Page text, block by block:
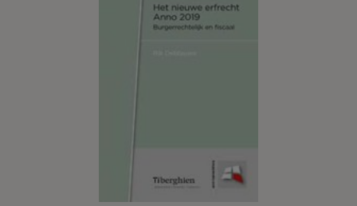
kan
gekozen